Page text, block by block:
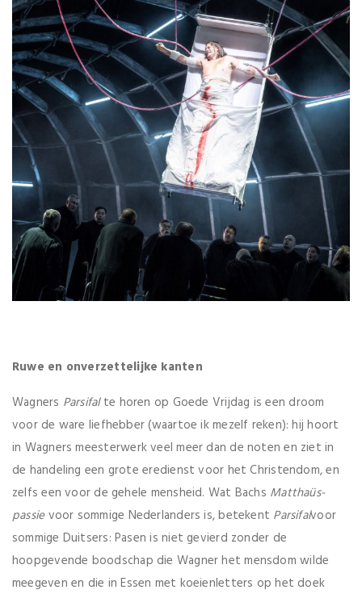
Ruwe en onverzettelijke kanten
Wagners Parsifalte horen op Goede Vrijdag is een droom
voor de ware liefhebber (waartoe ik mezelf reken): hij hoort
in Wagners meesterwerk veel meer dan de noten en ziet in
de handeling een grote eredienst voor het Christendom, en
zelfs een voor de gehele mensheid. Wat Bachs Matthaüs-
passievoor sommige Nederlanders is, betekent Parsifalvoor
sommige Duitsers: Pasen is niet gevierd zonder de
hoopgevende boodschap die Wagner het mensdom wilde
meegeven en die in Essen met koeienletters op het doek